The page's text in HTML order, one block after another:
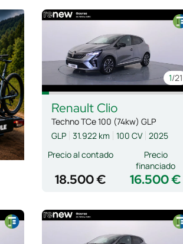
1/21
Renault Clio
Techno TCe 100 (74kw) GLP
GLP 31.922 km 100 CV 2025
Precio al contado
18.500 € 16.500 €
Precio
financiado